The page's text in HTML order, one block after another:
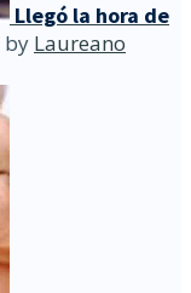
Llegó la hora de
by Laureano